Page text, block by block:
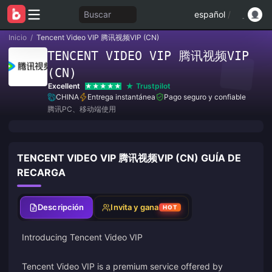
Buscar español /
Inicio / Tencent Video VIP 腾讯视频VIP (CN)
TENCENT VIDEO VIP 腾讯视频VIP
(CN)
Excellent
Trustpilot
CHINA
Entrega instantánea
Pago seguro y confiable
腾讯PC、移动端使用
TENCENT VIDEO VIP 腾讯视频VIP (CN) GUÍA DE
RECARGA
Descripción Invita y gana HOT
Introducing Tencent Video VIP
Tencent Video VIP is a premium service offered by